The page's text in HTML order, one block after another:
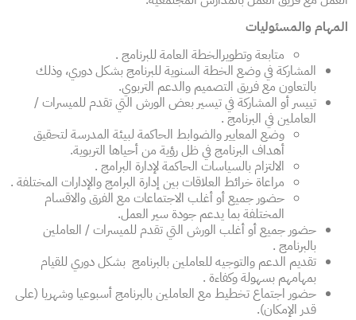
المهام والمسئوليات
متابعة وتطويرالخطة العامة للبرنامج .
المشاركة في وضع الخطة السنوية للبرنامج بشكل دوري، وذلك
بالتعاون مع فريق التصميم والدعم التربوي.
تييسر أو المشاركة في تيسير بعض الورش التي تقدم للميسرات /
العاملين في البرنامج .
وضع المعايير والضوابط الحاكمة لبيئة المدرسة لتحقيق
أهداف البرنامج في ظل رؤية من أحياها التربوية.
الالتزام بالسياسات الحاكمة لإدارة البرامج .
مراعاة خرائط العلاقات بين إدارة البرامج والإدارات المختلفة .
حضور جميع أو أغلب الاجتماعات مع الفرق والاقسام
المختلفة بما يدعم جودة سير العمل.
حضور جميع أو أغلب الورش التي تقدم للميسرات / العاملين
بالبرنامج .
تقديم الدعم والتوجيه للعاملين بالبرنامج بشكل دوري للقيام
بمهامهم بسهولة وكفاءة .
حضور اجتماع تخطيط مع العاملين بالبرنامج أسبوعيا وشهريا (على
قدر الإمكان).